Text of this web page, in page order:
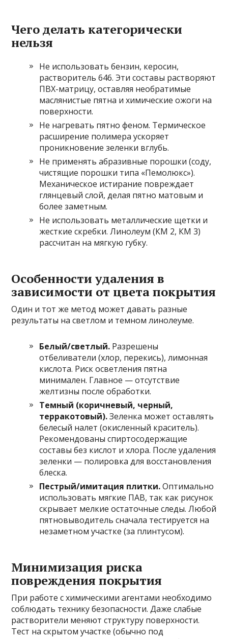
Чего делать категорически
нельзя
Не использовать бензин, керосин,
растворитель 646. Эти составы растворяют
ПВХ-матрицу, оставляя необратимые
маслянистые пятна и химические ожоги на
поверхности.
Не нагревать пятно феном. Термическое
расширение полимера ускоряет
проникновение зеленки вглубь.
Не применять абразивные порошки (соду,
чистящие порошки типа «Пемолюкс»).
Механическое истирание повреждает
глянцевый слой, делая пятно матовым и
более заметным.
Не использовать металлические щетки и
жесткие скребки. Линолеум (КМ 2, КМ 3)
рассчитан на мягкую губку.
Особенности удаления в
зависимости от цвета покрытия
Один и тот же метод может давать разные
результаты на светлом и темном линолеуме.
Белый/светлый. Разрешены
отбеливатели (хлор, перекись), лимонная
кислота. Риск осветления пятна
минимален. Главное — отсутствие
желтизны после обработки.
Темный (коричневый, черный,
терракотовый).Зеленка может оставлять
белесый налет (окисленный краситель).
Рекомендованы спиртосодержащие
составы без кислот и хлора. После удаления
зеленки — полировка для восстановления
блеска.
Пестрый/имитация плитки.Оптимально
использовать мягкие ПАВ, так как рисунок
скрывает мелкие остаточные следы. Любой
пятновыводитель сначала тестируется на
незаметном участке (за плинтусом).
Минимизация риска
повреждения покрытия
При работе с химическими агентами необходимо
соблюдать технику безопасности. Даже слабые
растворители меняют структуру поверхности.
Тест на скрытом участке (обычно под